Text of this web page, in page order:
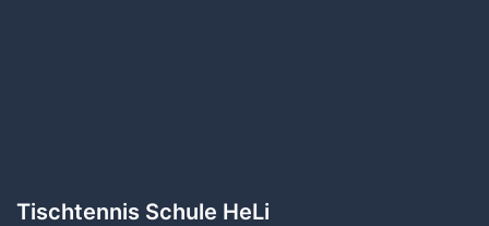
Tischtennis Schule HeLi